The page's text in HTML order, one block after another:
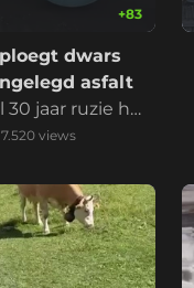
+83
dwars
asfalt
30 jaar ruzie he
wa
asfalt
7.520views